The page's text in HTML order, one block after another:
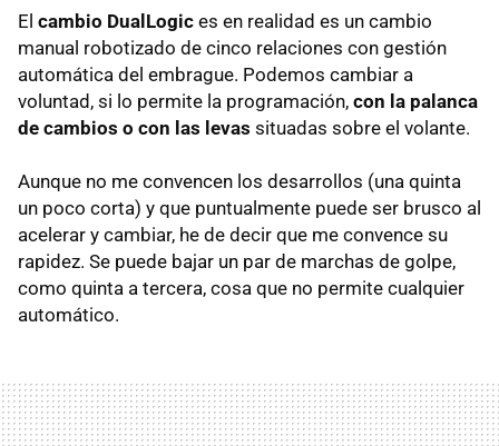
El cambio DualLogic es en realidad es un cambio
manual robotizado de cinco relaciones con gestión
automática del embrague. Podemos cambiar a
voluntad, si lo permite la programación, con la palanca
de cambios o con las levas situadas sobre el volante.
Aunque no me convencen los desarrollos (una quinta
un poco corta) y que puntualmente puede ser brusco al
acelerar y cambiar, he de decir que me convence su
rapidez. Se puede bajar un par de marchas de golpe,
como quinta a tercera, cosa que no permite cualquier
automático.